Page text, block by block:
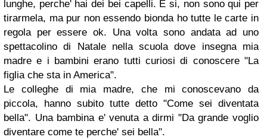
lunghe, perche' hai dei bei capelli. E si, non sono qui per
tirarmela, ma pur non essendo bionda ho tutte le carte in
regola per essere ok. Una volta sono andata ad uno
spettacolino di Natale nella scuola dove insegna mia
madre e i bambini erano tutti curiosi di conoscere "La
figlia che sta in America".
Le colleghe di mia madre, che mi conoscevano da
piccola, hanno subito tutte detto "Come sei diventata
bella". Una bambina e' venuta a dirmi "Da grande voglio
diventare come te perche' sei bella".